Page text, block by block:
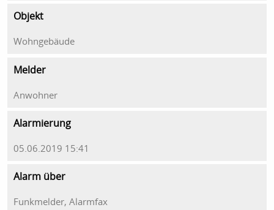
Objekt
Wohngebäude
Melder
Anwohner
Alarmierung
05.06.2019 15:41
Alarm über
Funkmelder, Alarmfax